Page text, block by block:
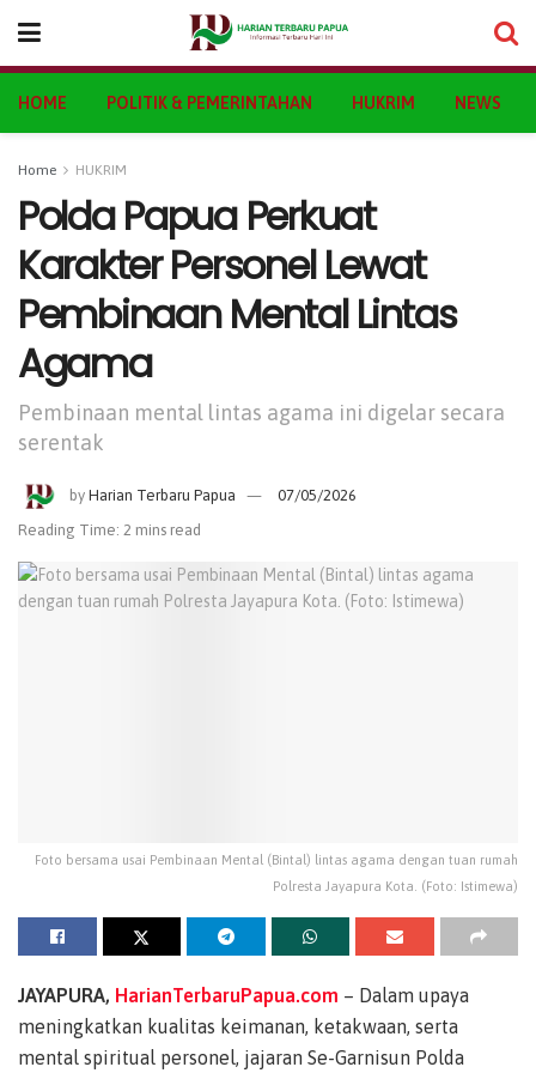
HOME POLITIK & PEMERINTAHAN HUKRIM NEWS
Home HUKRIM
Polda Papua Perkuat
Karakter Personel Lewat
Pembinaan Mental Lintas
Agama
Pembinaan mental lintas agama ini digelar secara
serentak
by Harian Terbaru Papua
07/05/2026
Reading Time: 2 mins read
Foto bersama usai Pembinaan Mental (Bintal) lintas agama dengan tuan rumah
Polresta Jayapura Kota. (Foto: Istimewa)
JAYAPURA, HarianTerbaruPapua.com – Dalam upaya
meningkatkan kualitas keimanan, ketakwaan, serta
mental spiritual personel, jajaran Se-Garnisun Polda